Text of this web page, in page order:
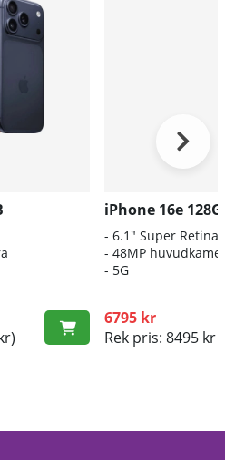
iPhone 16e
- 6.1″ Super Retina
- 48MP
- 5G
6795 kr
Rek pris: 8495 kr